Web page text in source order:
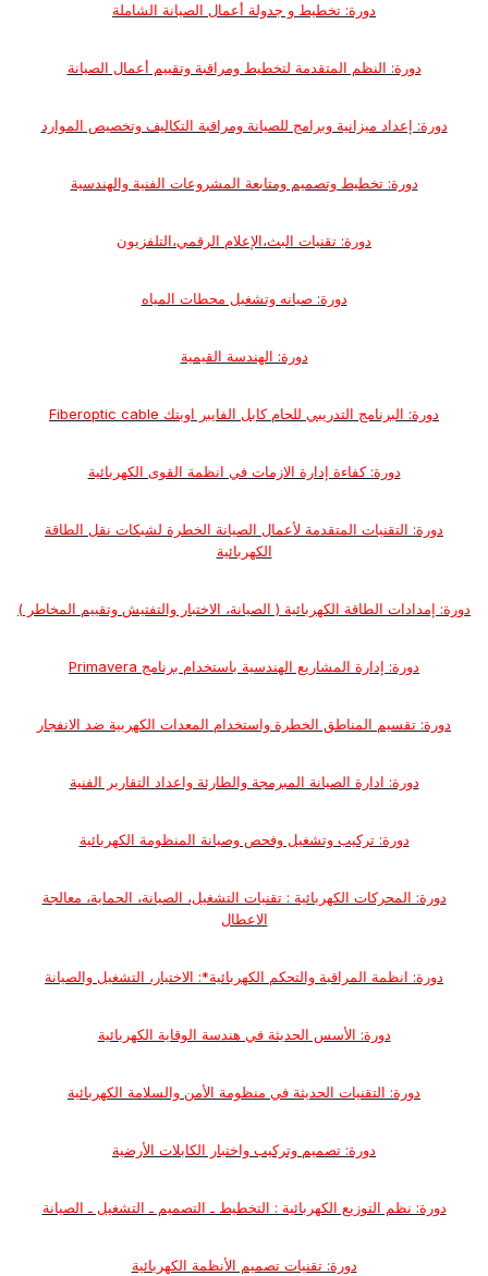
دورة: تخطيط و جدولة أعمال الصيانة الشاملة
دورة: النظم المتقدمة لتخطيط ومراقبة وتقييم أعمال الصيانة
دورة: إعداد ميزانية وبرامج للصيانة ومراقبة التكاليف وتخصيص الموارد
دورة: تخطيط وتصميم ومتابعة المشروعات الفنية والهندسية
دورة: تقنيات البث،الإعلام الرقمي،التلفزيون
دورة: صيانه وتشغيل محطات المياه
دورة: الهندسة القيمية
دورة: البرنامج التدريبي للحام كابل الفايبر اوبتك Fiberoptic cable
دورة: كفاءة إدارة الازمات في انظمة القوى الكهربائیة
دورة: التقنيات المتقدمة لأعمال الصيانة الخطرة لشبكات نقل الطاقة
الكهربائية
دورة: إمدادات الطاقة الكهربائية ( الصيانة، الاختبار والتفتيش وتقييم المخاطر )
دورة: إدارة المشاريع الهندسية باستخدام برنامج Primavera
دورة: تقسيم المناطق الخطرة واستخدام المعدات الكهربية ضد الانفجار
دورة: ادارة الصيانة المبرمجة والطارئة واعداد التقارير الفنية
دورة: تركيب وتشغيل وفحص وصيانة المنظومة الكهربائية
دورة: المحركات الكهربائية : تقنيات التشغيل، الصيانة، الحماية، معالجة
الاعطال
دورة: انظمة المراقبة والتحكم الكهربائية*: الاختيار، التشغيل والصيانة
دورة: الأسس الحديثة في هندسة الوقاية الكهربائية
دورة: التقنيات الحديثة في منظومة الأمن والسلامة الكهربائية
دورة: تصميم وتركيب واختبار الكابلات الأرضية
دورة: نظم التوزيع الكهربائية : التخطيط ـ التصميم ـ التشغيل ـ الصيانة
دورة: تقنيات تصميم الأنظمة الكهربائية